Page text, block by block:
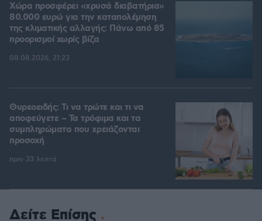
Χώρα προσφέρει «χρυσά διαβατήρια»
80.000 ευρώ για την καταπολέμηση
της κλιματικής αλλαγής: Πάνω από 85
προορισμοί χωρίς βίζα
08.08.2026, 21:23
Θυρεοειδής: Τι να τρώτε και τι να
αποφεύγετε – Τα τρόφιμα και τα
συμπληρώματα που χρειάζονται
προσοχή
πριν 33 λεπτά
Δείτε Επίσης